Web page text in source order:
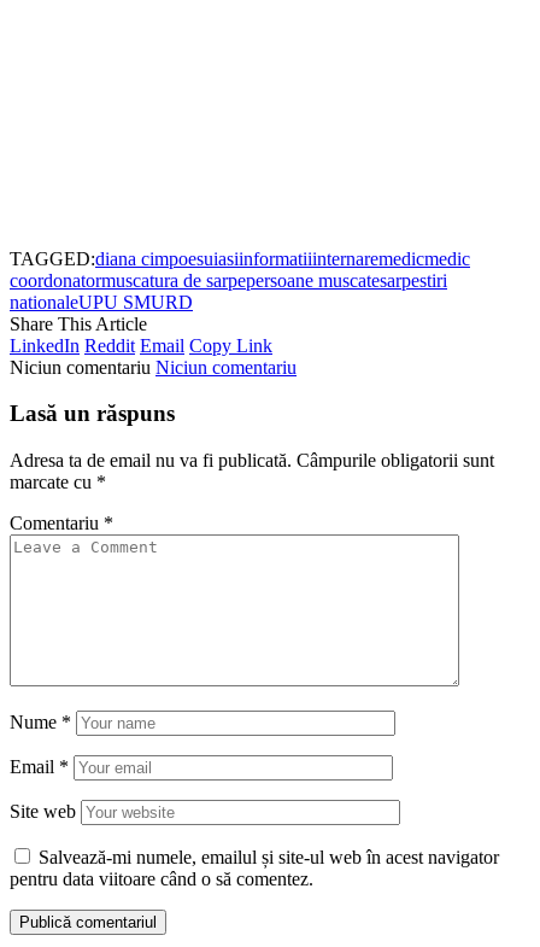
TAGGED:diana cimpoesuiasiinformatiiinternaremedicmedic
coordonatormuscatura de sarpepersoane muscatesarpestiri
nationaleUPU SMURD
Share This Article
LinkedIn Reddit Email Copy Link
Niciun comentariu Niciun comentariu
Lasă un răspuns
Adresa ta de email nu va fi publicată. Câmpurile obligatorii sunt
marcate cu *
Comentariu *
Nume *
Email *
Site web
Salvează-mi numele, emailul și site-ul web în acest navigator
pentru data viitoare când o să comentez.